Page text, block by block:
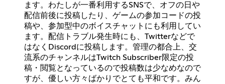
ます。わたしが一番利用するSNSで、オフの日や
配信前後に投稿したり、ゲームの参加コードの投
稿や、参加型中のボイスチャットにも利用してい
ます。配信トラブル発生時にも、Twitterなどで
はなくDiscordに投稿します。管理の都合上、交
流系のチャンネルはTwitch Subscriber限定の投
稿・閲覧となっているので投稿数は少なめなので
すが、優しい方々ばかりでとても平和です。みん